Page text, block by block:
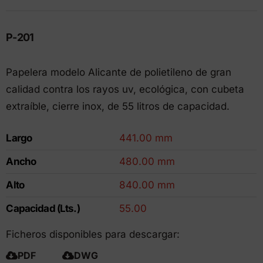
P-201
Papelera modelo Alicante de polietileno de gran
calidad contra los rayos uv, ecológica, con cubeta
extraíble, cierre inox, de 55 litros de capacidad.
Largo
441.00 mm
Ancho
480.00 mm
Alto
840.00 mm
Capacidad (Lts.)
55.00
Ficheros disponibles para descargar:
PDF
DWG